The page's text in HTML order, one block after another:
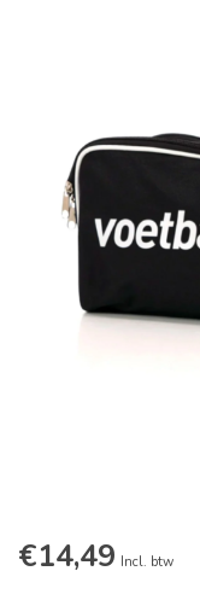
€14,49 Incl. btw